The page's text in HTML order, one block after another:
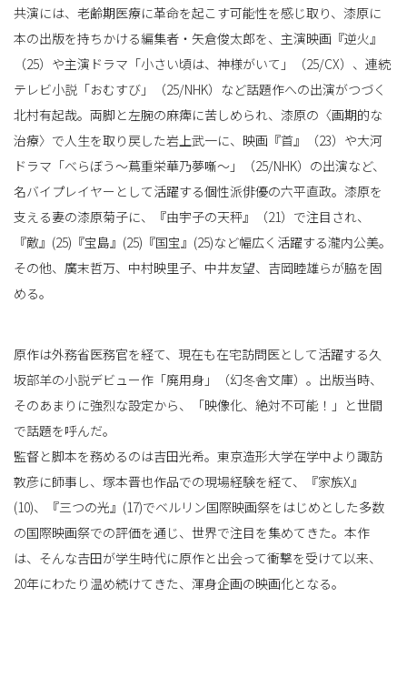
え
共演には、老齢期医療に革命を起こす可能性を感じ取り、漆原に
本の出版を持ちかける編集者・矢倉俊太郎を、主演映画『逆火』
（25）や主演ドラマ「小さい頃は、神様がいて」（25/CX）、連続
テレビ小説「おむすび」（25/NHK）など話題作への出演がつづく
北村有起哉。両脚と左腕の麻痺に苦しめられ、漆原の〈画期的な
治療〉で人生を取り戻した岩上武一に、映画『首』（23）や大河
ドラマ「べらぼう～蔦重栄華乃夢噺～」（25/NHK）の出演など、
名バイプレイヤーとして活躍する個性派俳優の六平直政。漆原を
支える妻の漆原菊子に、『由宇子の天秤』（21）で注目され、
『敵』(25)『宝島』(25)『国宝』(25)など幅広く活躍する瀧内公美。
その他、廣末哲万、中村映里子、中井友望、吉岡睦雄らが脇を固
める。
原作は外務省医務官を経て、現在も在宅訪問医として活躍する久
坂部羊の小説デビュー作「廃用身」（幻冬舎文庫）。出版当時、
そのあまりに強烈な設定から、「映像化、絶対不可能！」と世間
で話題を呼んだ。
監督と脚本を務めるのは吉田光希。東京造形大学在学中より諏訪
敦彦に師事し、塚本晋也作品での現場経験を経て、『家族X』
(10)、『三つの光』(17)でベルリン国際映画祭をはじめとした多数
の国際映画祭での評価を通じ、世界で注目を集めてきた。本作
は、そんな𠮷田が学生時代に原作と出会って衝撃を受けて以来、
20年にわたり温め続けてきた、渾身企画の映画化となる。